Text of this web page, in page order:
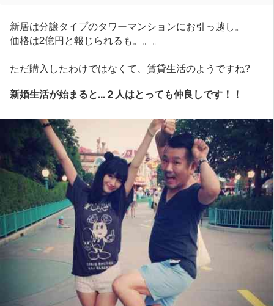
新居は分譲タイプのタワーマンションにお引っ越し。
価格は2億円と報じられるも。。。
ただ購入したわけではなくて、賃貸生活のようですね?
新婚生活が始まると...２人はとっても仲良しです！！